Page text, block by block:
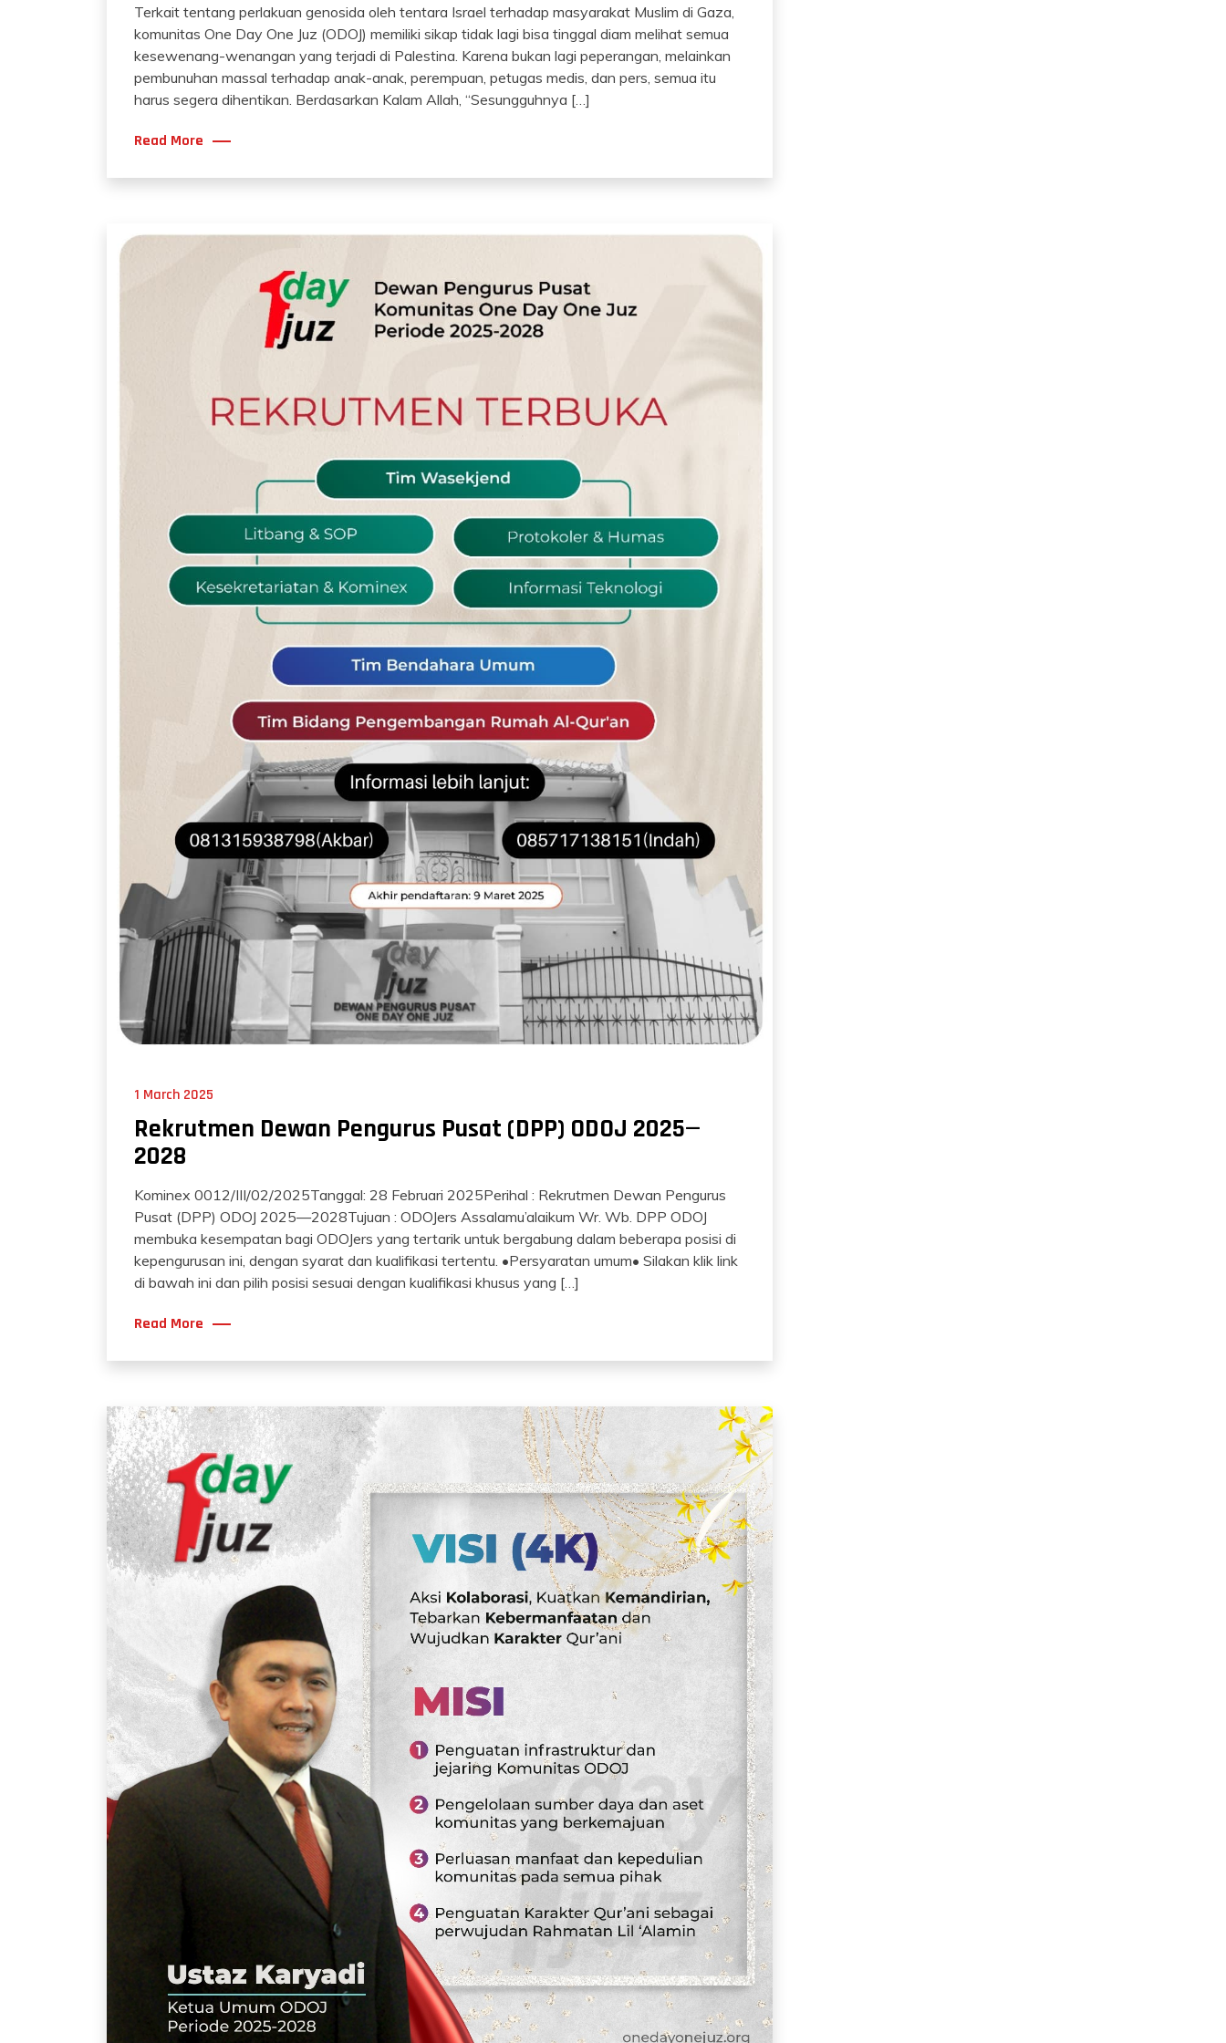
Terkait tentang perlakuan genosida oleh tentara Israel terhadap masyarakat Muslim di Gaza,
komunitas One Day One Juz (ODOJ) memiliki sikap tidak lagi bisa tinggal diam melihat semua
kesewenang-wenangan yang terjadi di Palestina. Karena bukan lagi peperangan, melainkan
pembunuhan massal terhadap anak-anak, perempuan, petugas medis, dan pers, semua itu
harus segera dihentikan. Berdasarkan Kalam Allah, “Sesungguhnya […]
Read More
1 March 2025
Rekrutmen Dewan Pengurus Pusat (DPP) ODOJ 2025—
2028
Kominex 0012/III/02/2025Tanggal: 28 Februari 2025Perihal : Rekrutmen Dewan Pengurus
Pusat (DPP) ODOJ 2025—2028Tujuan : ODOJers Assalamu’alaikum Wr. Wb. DPP ODOJ
membuka kesempatan bagi ODOJers yang tertarik untuk bergabung dalam beberapa posisi di
kepengurusan ini, dengan syarat dan kualifikasi tertentu. •Persyaratan umum• Silakan klik link
di bawah ini dan pilih posisi sesuai dengan kualifikasi khusus yang […]
Read More